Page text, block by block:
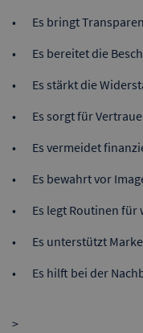
Es bringt
Es bereitet die
Es stärkt die
Es sorgt für
Es vermeidet
Es bewahrt vor
Es legt Routinen für
Es unterstützt
Es hilft bei der
>